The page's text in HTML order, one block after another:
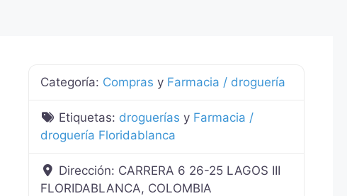
Categoría: Compras y Farmacia / droguería
Etiquetas: droguerías y Farmacia /
droguería Floridablanca
Dirección: CARRERA 6 26-25 LAGOS III
FLORIDABLANCA, COLOMBIA